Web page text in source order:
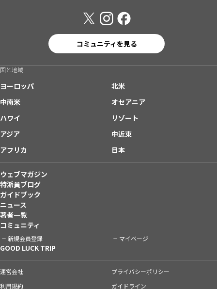
コミュニティを見る
国と地域
ヨーロッパ
北米
中南米
オセアニア
ハワイ
リゾート
アジア
中近東
アフリカ
日本
ウェブマガジン
特派員ブログ
ガイドブック
ニュース
著者一覧
コミュニティ
新規会員登録 マイページ
GOOD LUCK TRIP
運営会社
プライバシーポリシー
利用規約
ガイドライン